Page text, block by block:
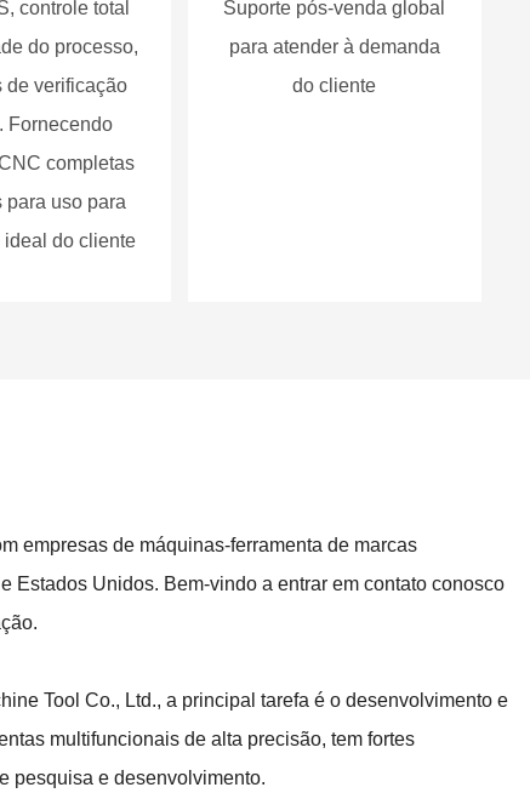
e variados
controle total
do processo,
de verificação
Fornecendo
completas
para uso para
ideal do cliente
Suporte pós-venda global
para atender à demanda
do cliente
empresas de máquinas-ferramenta de marcas
Estados Unidos. Bem-vindo a entrar em contato conosco
Tool Co., Ltd., a principal tarefa é o desenvolvimento e
multifuncionais de alta precisão, tem fortes
pesquisa e desenvolvimento.